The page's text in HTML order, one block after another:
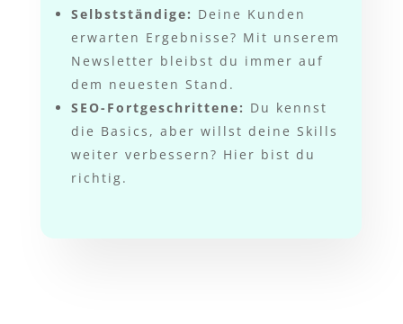
Selbstständige: Deine Kunden
erwarten Ergebnisse? Mit unserem
Newsletter bleibst du immer auf
dem neuesten Stand.
SEO-Fortgeschrittene: Du kennst
die Basics, aber willst deine Skills
weiter verbessern? Hier bist du
richtig.